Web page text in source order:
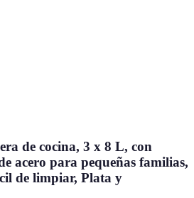
de cocina, 3 x 8 L, con
acero para pequeñas familias,
de limpiar, Plata y